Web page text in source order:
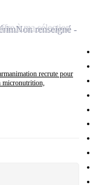
recrute pour
micronutrition,
Non renseigné
à ma sélection